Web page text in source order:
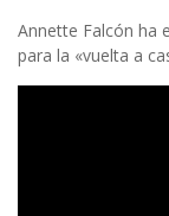
Annette Falcón ha
para la «vuelta a